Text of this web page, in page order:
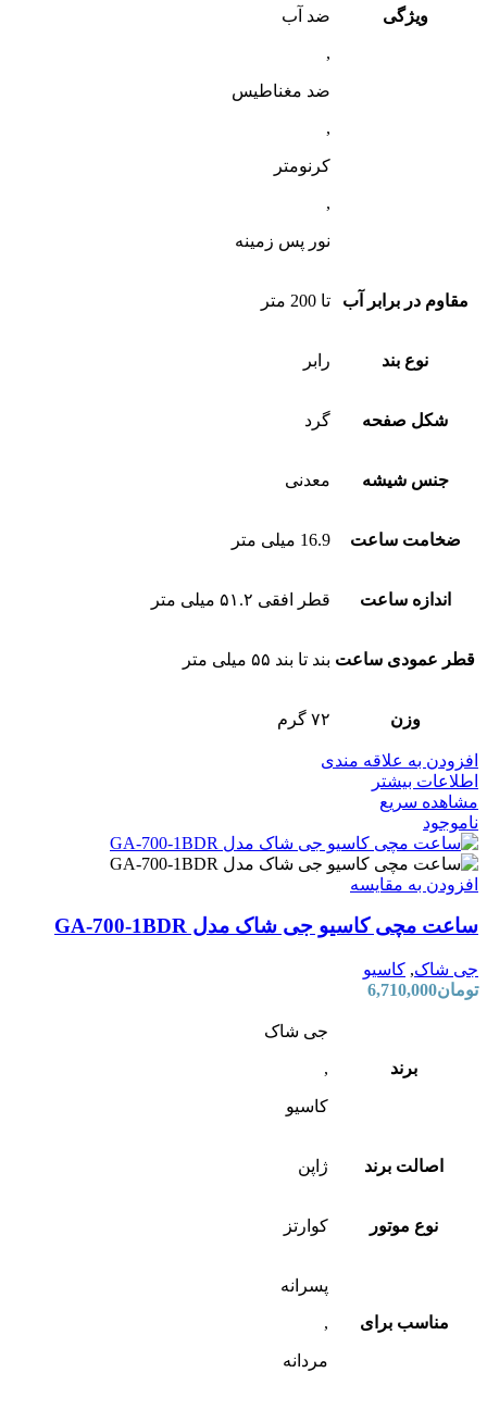
ویژگی
ضد آب
,
ضد مغناطیس
,
کرنومتر
,
نور پس زمینه
مقاوم در برابر آب تا 200 متر
نوع بند رابر
شکل صفحه گرد
جنس شیشه معدنی
ضخامت ساعت 16.9 میلی متر
اندازه ساعت قطر افقی ۵۱.۲ میلی متر
قطر عمودی ساعت بند تا بند ۵۵ میلی متر
وزن ۷۲ گرم
افزودن به علاقه مندی
اطلاعات بیشتر
مشاهده سریع
ناموجود
افزودن به مقایسه
ساعت مچی کاسیو جی شاک مدل GA-700-1BDR
جی شاک, کاسیو
تومان6,710,000
برند
جی شاک
,
کاسیو
اصالت برند ژاپن
نوع موتور کوارتز
مناسب برای
پسرانه
,
مردانه